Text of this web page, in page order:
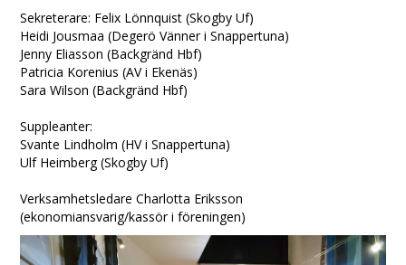
Sekreterare: Felix Lönnquist (Skogby Uf)
Heidi Jousmaa (Degerö Vänner i Snappertuna)
Jenny Eliasson (Backgränd Hbf)
Patricia Korenius (AV i Ekenäs)
Sara Wilson (Backgränd Hbf)
Suppleanter:
Svante Lindholm (HV i Snappertuna)
Ulf Heimberg (Skogby Uf)
Verksamhetsledare Charlotta Eriksson
(ekonomiansvarig/kassör i föreningen)